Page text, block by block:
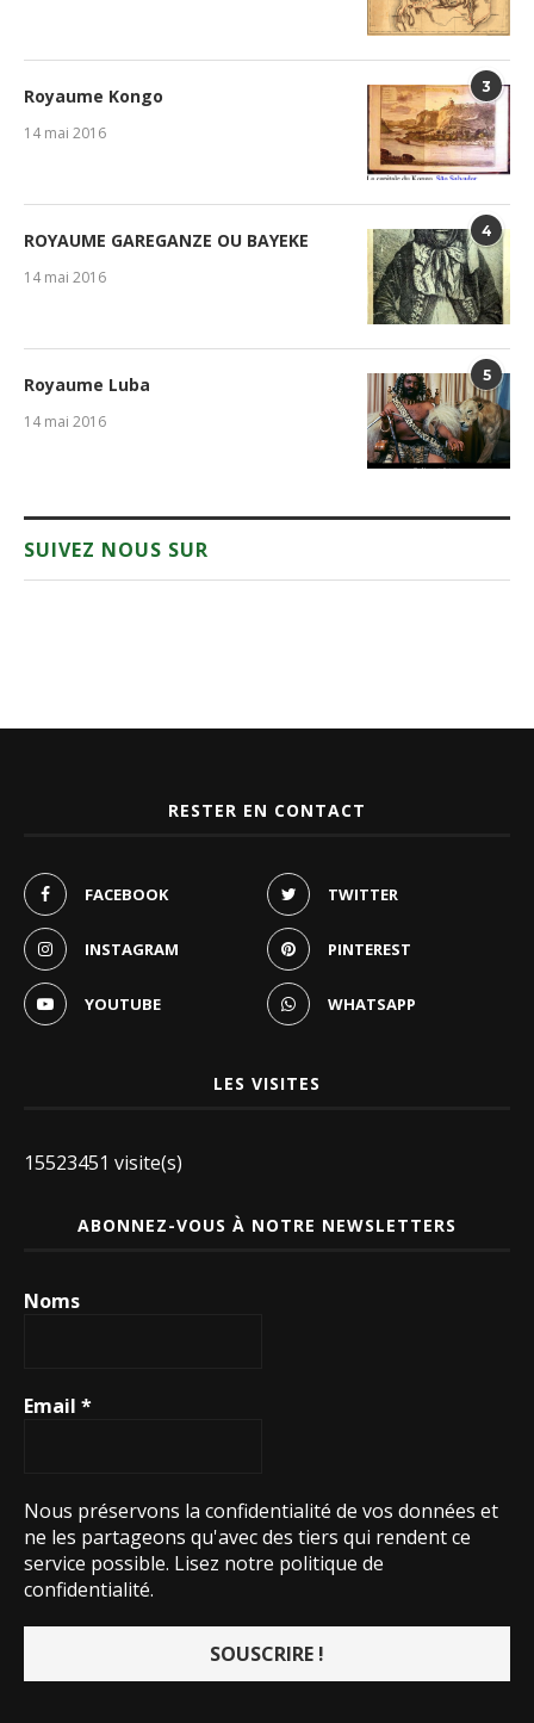
3
Royaume Kongo
14 mai 2016
4
ROYAUME GAREGANZE OU BAYEKE
14 mai 2016
5
Royaume Luba
14 mai 2016
SUIVEZ NOUS SUR
RESTER EN CONTACT
FACEBOOK TWITTER
INSTAGRAM PINTEREST
YOUTUBE WHATSAPP
LES VISITES
15523451 visite(s)
ABONNEZ-VOUS À NOTRE NEWSLETTERS
Noms
Email *
Nous préservons la confidentialité de vos données et
ne les partageons qu'avec des tiers qui rendent ce
service possible. Lisez notre politique de
confidentialité.